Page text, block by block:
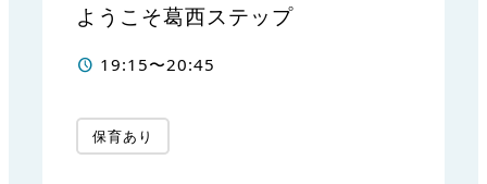
ようこそ葛西ステップ
19:15〜20:45
保育あり